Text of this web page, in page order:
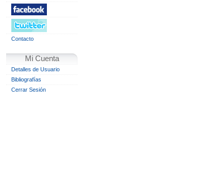
Contacto
Mi Cuenta
Detalles de Usuario
Bibliografías
Cerrar Sesión